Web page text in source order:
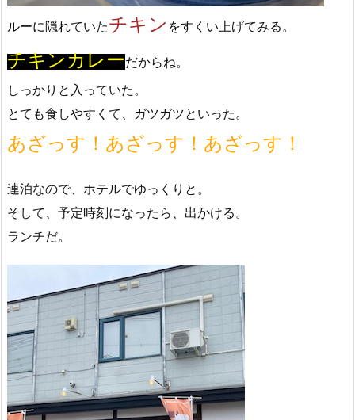
ルーに隠れていたチキン をすくい上げてみる。
チキンカレーだからね。
しっかりと入っていた。
とても食しやすくて、ガツガツといった。
あざっす！あざっす！あざっす！
連泊なので、ホテルでゆっくりと。
そして、予定時刻になったら、出かける。
ランチだ。